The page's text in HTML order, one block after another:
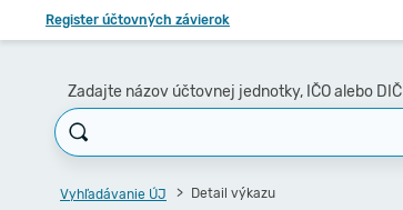
Register účtovných závierok
Zadajte názov účtovnej jednotky, IČO alebo DIČ
Vyhľadávanie ÚJ Detail výkazu